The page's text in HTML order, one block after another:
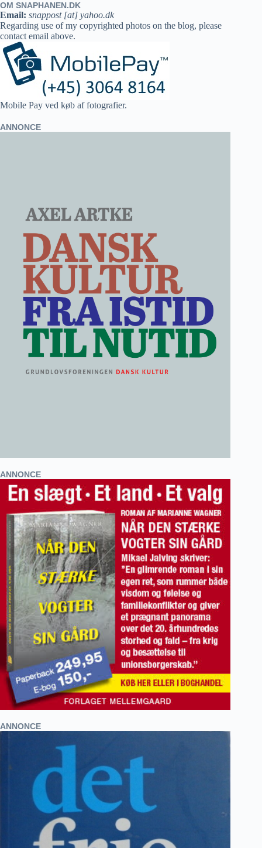
OM SNAPHANEN.DK
Email: snappost [at] yahoo.dk
Regarding use of my copyrighted photos on the blog, please
contact email above.
Mobile Pay ved køb af fotografier.
ANNONCE
ANNONCE
ANNONCE